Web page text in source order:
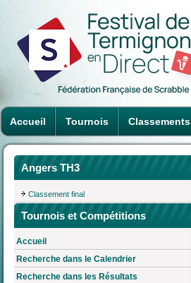
Accueil Tournois Classements
Angers TH3
Classement final
Tournois et Compétitions
Accueil
Recherche dans le Calendrier
Recherche dans les Résultats